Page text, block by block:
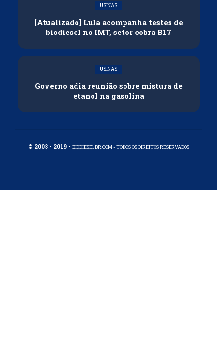
USINAS
[Atualizado] Lula acompanha testes de
biodiesel no IMT, setor cobra B17
USINAS
Governo adia reunião sobre mistura de
etanol na gasolina
© 2003 - 2019 - BIODIESELBR.COM - TODOS OS DIREITOS RESERVADOS